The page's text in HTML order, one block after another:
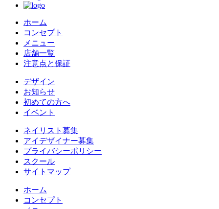
ホーム
コンセプト
メニュー
店舗一覧
注意点と保証
デザイン
お知らせ
初めての方へ
イベント
ネイリスト募集
アイデザイナー募集
プライバシーポリシー
スクール
サイトマップ
ホーム
コンセプト